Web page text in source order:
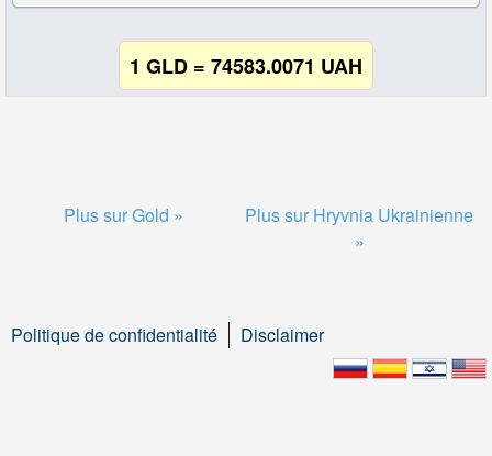
1 GLD = 74583.0071 UAH
Plus sur Gold »
Plus sur Hryvnia Ukrainienne
»
Politique de confidentialité Disclaimer